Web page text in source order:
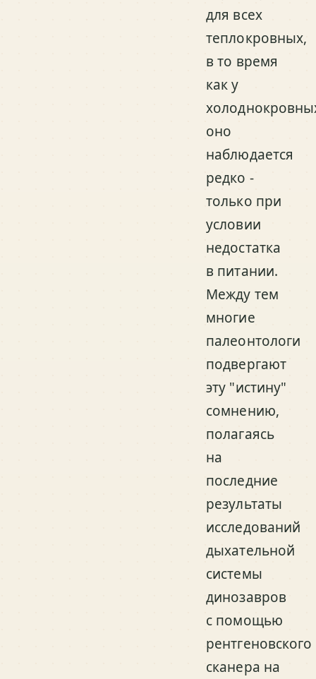
для всех
теплокровных,
в то время
как у
оно
наблюдается
редко -
только при
условии
недостатка
в питании.
Между тем
многие
палеонтологи
подвергают
эту "истину"
сомнению,
полагаясь
на
последние
результаты
исследований
дыхательной
системы
динозавров
с помощью
рентгеновского
сканера на